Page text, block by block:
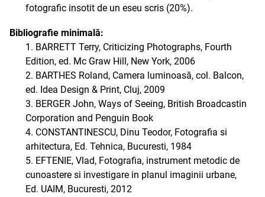
fotografic insotit de un eseu scris (20%).
Bibliografie minimală:
1. BARRETT Terry, Criticizing Photographs, Fourth
Edition, ed. Mc Graw Hill, New York, 2006
2. BARTHES Roland, Camera luminoasă, col. Balcon,
ed. Idea Design & Print, Cluj, 2009
3. BERGER John, Ways of Seeing, British Broadcastin
Corporation and Penguin Book
4. CONSTANTINESCU, Dinu Teodor, Fotografia si
arhitectura, Ed. Tehnica, Bucuresti, 1984
5. EFTENIE, Vlad, Fotografia, instrument metodic de
cunoastere si investigare in planul imaginii urbane,
Ed. UAIM, Bucuresti, 2012